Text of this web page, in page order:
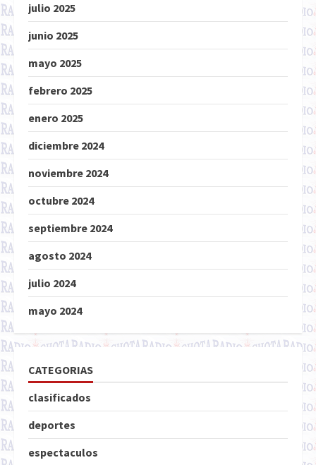
julio 2025
junio 2025
mayo 2025
febrero 2025
enero 2025
diciembre 2024
noviembre 2024
octubre 2024
septiembre 2024
agosto 2024
julio 2024
mayo 2024
CATEGORIAS
clasificados
deportes
espectaculos